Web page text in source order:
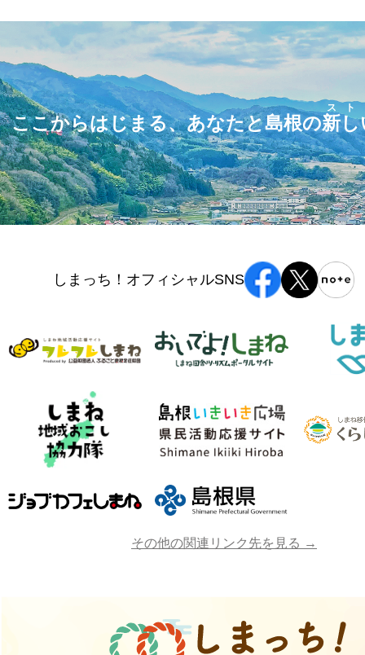
ここからはじまる、あなたと島根の新し
スト
しまっち！オフィシャルSNS
その他の関連リンク先を見る →